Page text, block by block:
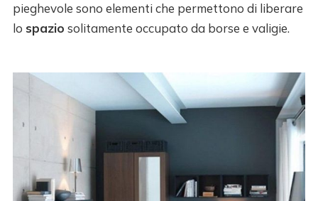
pieghevole sono elementi che permettono di liberare
lo spazio solitamente occupato da borse e valigie.